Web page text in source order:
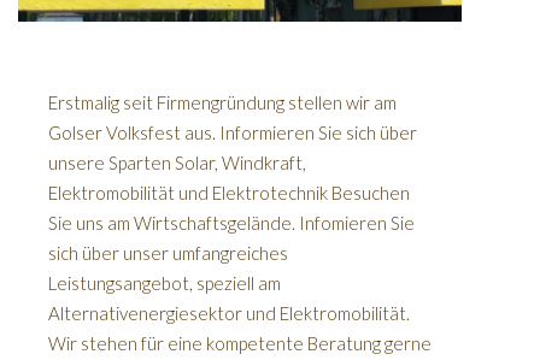
Erstmalig seit Firmengründung stellen wir am
Golser Volksfest aus. Informieren Sie sich über
unsere Sparten Solar, Windkraft,
Elektromobilität und Elektrotechnik Besuchen
Sie uns am Wirtschaftsgelände. Infomieren Sie
sich über unser umfangreiches
Leistungsangebot, speziell am
Alternativenergiesektor und Elektromobilität.
Wir stehen für eine kompetente Beratung gerne